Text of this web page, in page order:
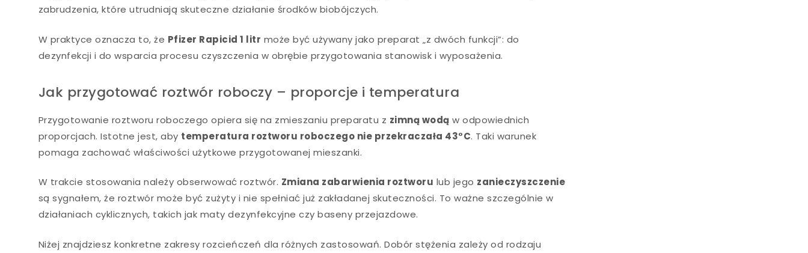
zabrudzenia, które utrudniają skuteczne działanie środków biobójczych.
W praktyce oznacza to, że Pfizer Rapicid 1 litr może być używany jako preparat „z dwóch funkcji”: do
dezynfekcji i do wsparcia procesu czyszczenia w obrębie przygotowania stanowisk i wyposażenia.
Jak przygotować roztwór roboczy – proporcje i temperatura
Przygotowanie roztworu roboczego opiera się na zmieszaniu preparatu z zimną wodą w odpowiednich
proporcjach. Istotne jest, aby temperatura roztworu roboczego nie przekraczała 43°C. Taki warunek
pomaga zachować właściwości użytkowe przygotowanej mieszanki.
W trakcie stosowania należy obserwować roztwór. Zmiana zabarwienia roztworu lub jego zanieczyszczenie
są sygnałem, że roztwór może być zużyty i nie spełniać już zakładanej skuteczności. To ważne szczególnie w
działaniach cyklicznych, takich jak maty dezynfekcyjne czy baseny przejazdowe.
Niżej znajdziesz konkretne zakresy rozcieńczeń dla różnych zastosowań. Dobór stężenia zależy od rodzaju